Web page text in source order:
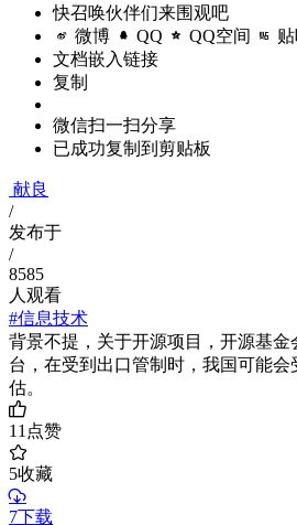
快召唤伙伴们来围观吧
微博 QQ QQ空间
文档嵌入链接
复制
微信扫一扫分享
已成功复制到剪贴板
献良
/
发布于
/
8585
人观看
#信息技术
背景不提，关于开源项目，开源基
台，在受到出口管制时，我国可能
估。
11点赞
5收藏
7下载